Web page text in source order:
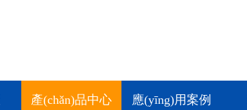
產(chǎn)品中心 應(yīng)用案例